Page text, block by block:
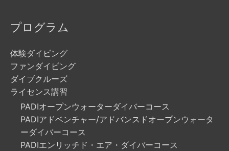
プログラム
体験ダイビング
ファンダイビング
ダイブクルーズ
ライセンス講習
PADIオープンウォーターダイバーコース
PADIアドベンチャー/アドバンスドオープンウォータ
ーダイバーコース
PADIエンリッチド・エア・ダイバーコース